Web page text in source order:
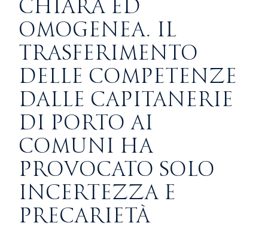
CHIARA ED
OMOGENEA. IL
TRASFERIMENTO
DELLE COMPETENZE
DALLE CAPITANERIE
DI PORTO AI
COMUNI HA
PROVOCATO SOLO
INCERTEZZA E
PRECARIETÀ